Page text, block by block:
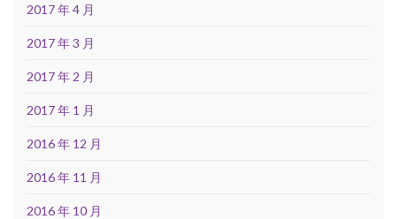
2017 年 4 月
2017 年 3 月
2017 年 2 月
2017 年 1 月
2016 年 12 月
2016 年 11 月
2016 年 10 月